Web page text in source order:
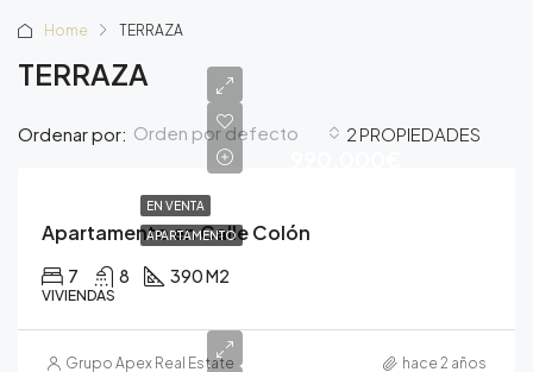
Home TERRAZA
TERRAZA
2 PROPIEDADES
Ordenar por: Orden por defecto
EN VENTA
APARTAMENTO
Apartamento en Calle Colón
7 8 390 M2
VIVIENDAS
Grupo Apex Real Estate hace 2 años